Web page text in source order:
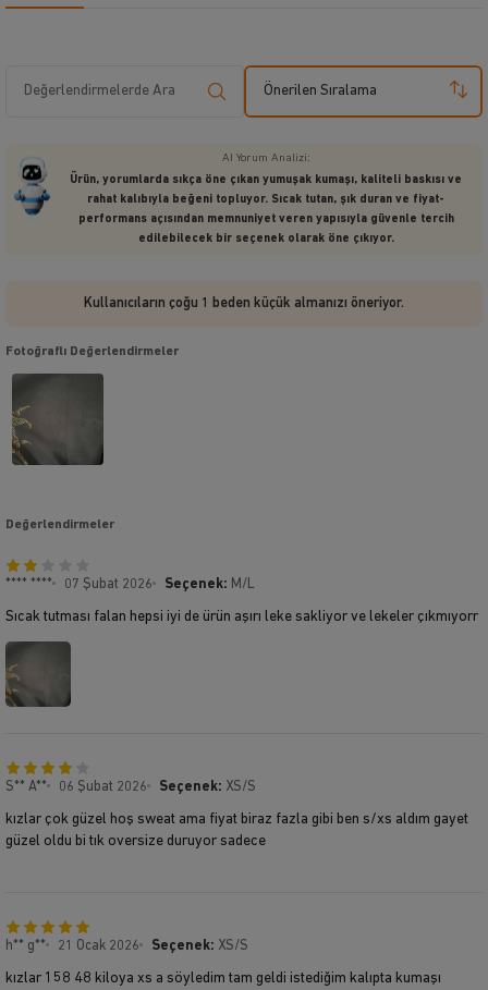
Önerilen Sıralama
AI Yorum Analizi:
Ürün, yorumlarda sıkça öne çıkan yumuşak kumaşı, kaliteli baskısı ve
rahat kalıbıyla beğeni topluyor. Sıcak tutan, şık duran ve fiyat-
performans açısından memnuniyet veren yapısıyla güvenle tercih
edilebilecek bir seçenek olarak öne çıkıyor.
Kullanıcıların çoğu 1 beden küçük almanızı öneriyor.
Fotoğraflı Değerlendirmeler
Değerlendirmeler
**** **** 07 Şubat 2026 Seçenek: M/L
Sıcak tutması falan hepsi iyi de ürün aşırı leke sakliyor ve lekeler çıkmıyorr
S** A** 06 Şubat 2026 Seçenek: XS/S
kızlar çok güzel hoş sweat ama fiyat biraz fazla gibi ben s/xs aldım gayet
güzel oldu bi tık oversize duruyor sadece
h** g** 21 Ocak 2026 Seçenek: XS/S
kızlar 158 48 kiloya xs a söyledim tam geldi istediğim kalıpta kumaşı